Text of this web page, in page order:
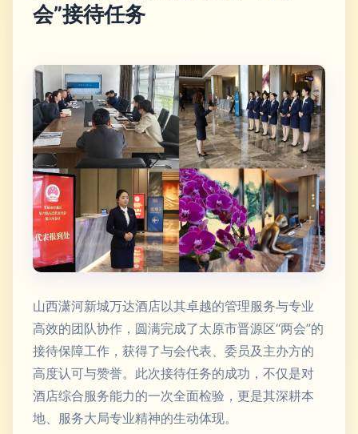
会”接待任务
山西潇河新城万达酒店以其卓越的管理服务与专业
高效的团队协作，圆满完成了太原市晋源区“两会”的
接待保障工作，获得了与会代表、委员及主办方的
高度认可与赞誉。此次接待任务的成功，不仅是对
酒店综合服务能力的一次全面检验，更是其深耕本
地、服务大局专业精神的生动体现。